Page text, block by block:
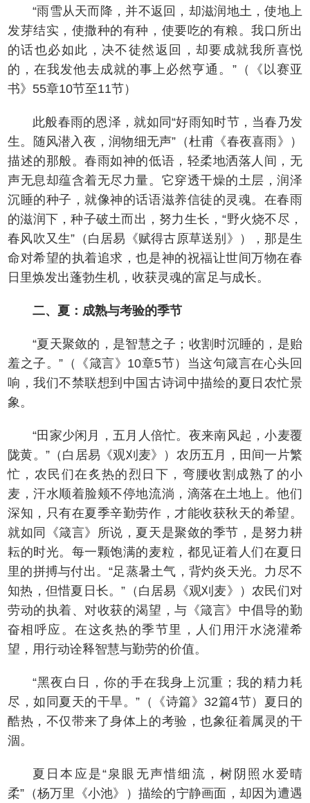
“雨雪从天而降，并不返回，却滋润地土，使地上
发芽结实，使撒种的有种，使要吃的有粮。我口所出
的话也必如此，决不徒然返回，却要成就我所喜悦
的，在我发他去成就的事上必然亨通。”（《以赛亚
书》55章10节至11节）
此般春雨的恩泽，就如同“好雨知时节，当春乃发
生。随风潜入夜，润物细无声”（杜甫《春夜喜雨》）
描述的那般。春雨如神的低语，轻柔地洒落人间，无
声无息却蕴含着无尽力量。它穿透干燥的土层，润泽
沉睡的种子，就像神的话语滋养信徒的灵魂。在春雨
的滋润下，种子破土而出，努力生长，“野火烧不尽，
春风吹又生”（白居易《赋得古原草送别》），那是生
命对希望的执着追求，也是神的祝福让世间万物在春
日里焕发出蓬勃生机，收获灵魂的富足与成长。
二、夏：成熟与考验的季节
“夏天聚敛的，是智慧之子；收割时沉睡的，是贻
羞之子。”（《箴言》10章5节）当这句箴言在心头回
响，我们不禁联想到中国古诗词中描绘的夏日农忙景
象。
“田家少闲月，五月人倍忙。夜来南风起，小麦覆
陇黄。”（白居易《观刈麦》）农历五月，田间一片繁
忙，农民们在炙热的烈日下，弯腰收割成熟了的小
麦，汗水顺着脸颊不停地流淌，滴落在土地上。他们
深知，只有在夏季辛勤劳作，才能收获秋天的希望。
就如同《箴言》所说，夏天是聚敛的季节，是努力耕
耘的时光。每一颗饱满的麦粒，都见证着人们在夏日
里的拼搏与付出。“足蒸暑土气，背灼炎天光。力尽不
知热，但惜夏日长。”（白居易《观刈麦》）农民们对
劳动的执着、对收获的渴望，与《箴言》中倡导的勤
奋相呼应。在这炙热的季节里，人们用汗水浇灌希
望，用行动诠释智慧与勤劳的价值。
“黑夜白日，你的手在我身上沉重；我的精力耗
尽，如同夏天的干旱。”（《诗篇》32篇4节）夏日的
酷热，不仅带来了身体上的考验，也象征着属灵的干
涸。
夏日本应是“泉眼无声惜细流，树阴照水爱晴
柔”（杨万里《小池》）描绘的宁静画面，却因为遭遇